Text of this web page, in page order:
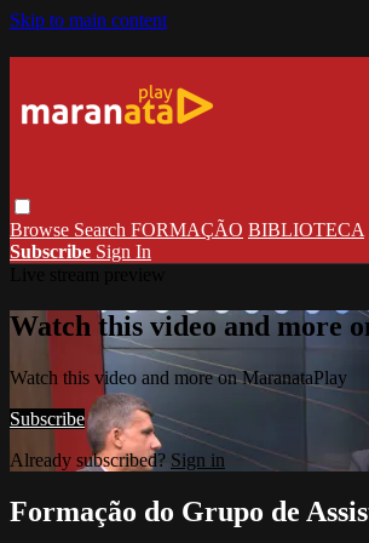
Skip to main content
Browse Search FORMAÇÃO BIBLIOTECA
Subscribe Sign In
Watch this video and more
Watch this video and more on MaranataPlay
Subscribe
Already subscribed? Sign in
Formação do Grupo de